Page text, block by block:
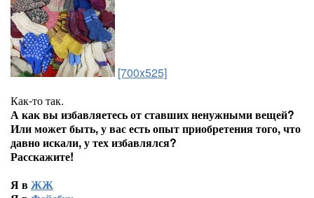
[700x525]
Как-то так.
А как вы избавляетесь от ставших ненужными вещей?
Или может быть, у вас есть опыт приобретения того, что
давно искали, у тех избавлялся?
Расскажите!
Я вЖЖ